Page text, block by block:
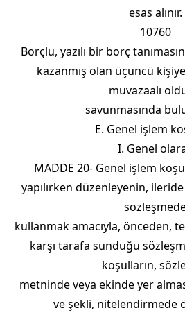
esas alınır.
10760
Borçlu, yazılı bir borç
kazanmış olan üçüncü
muvazaalı
savunmasında
E. Genel işlem
I. Genel
MADDE 20- Genel işlem
yapılırken düzenleyenin,
kullanmak amacıyla, önceden,
karşı tarafa sunduğu
koşulların,
metninde veya ekinde yer
ve şekli, nitelendirmede